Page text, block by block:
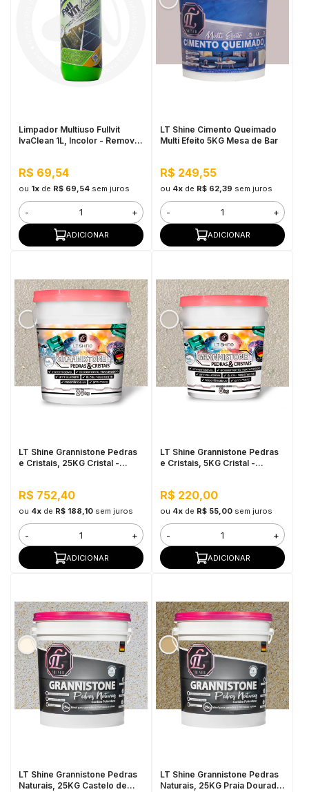
Limpador Multiuso Fullvit
IvaClean 1L, Incolor - Remove
R$ 69,54
ou 1xde R$ 69,54 sem juros
- +
ADICIONAR
LT Shine Cimento Queimado
Multi Efeito 5KG Mesa de Bar
R$ 249,55
ou 4xde R$ 62,39 sem juros
- +
ADICIONAR
LT Shine Grannistone Pedras
e Cristais, 25KG Cristal -
R$ 752,40
ou 4xde R$ 188,10 sem juros
- +
ADICIONAR
LT Shine Grannistone Pedras
e Cristais, 5KG Cristal -
R$ 220,00
ou 4xde R$ 55,00 sem juros
- +
ADICIONAR
LT Shine Grannistone Pedras
Naturais, 25KG Castelo de
LT Shine Grannistone Pedras
Naturais, 25KG Praia Dourada